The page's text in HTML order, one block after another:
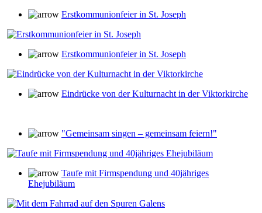
Erstkommunionfeier in St. Joseph
Erstkommunionfeier in St. Joseph
Eindrücke von der Kulturnacht in der Viktorkirche
"Gemeinsam singen – gemeinsam feiern!"
Taufe mit Firmspendung und 40jähriges
Ehejubiläum